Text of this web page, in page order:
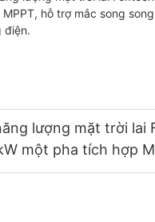
lượng mặt trời lai
một pha tích hợp
9 thiết bị cho hệ